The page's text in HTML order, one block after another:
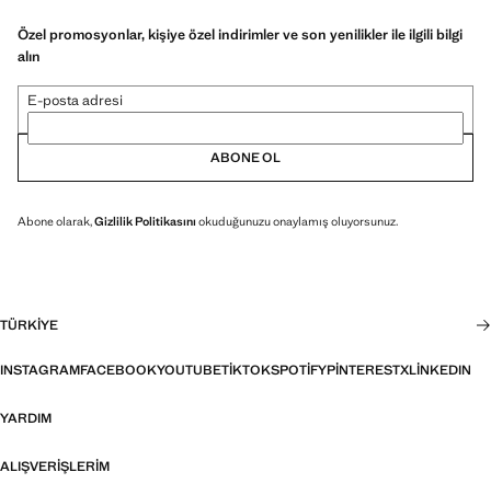
Özel promosyonlar, kişiye özel indirimler ve son yenilikler ile ilgili bilgi
alın
E-posta adresi
ABONE OL
Abone olarak,Gizlilik Politikasını okuduğunuzu onaylamış oluyorsunuz.
TÜRKIYE
INSTAGRAMFACEBOOKYOUTUBETIKTOKSPOTIFYPINTERESTXLINKEDIN
YARDIM
ALIŞVERIŞLERIM